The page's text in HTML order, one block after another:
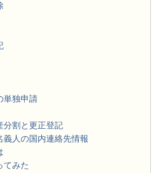
単独申請
分割と更正登記
人の国内連絡先情報
てみた